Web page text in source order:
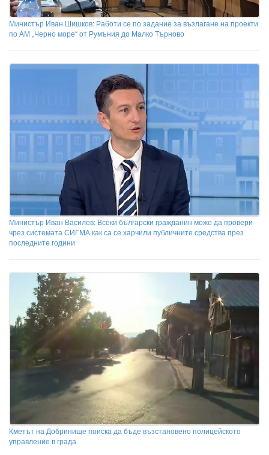
Министър Иван Шишков: Работи се по задание за възлагане на проекти
по АМ „Черно море“ от Румъния до Малко Търново
Министър Иван Василев: Всеки български гражданин може да провери
чрез системата СИГМА как са се харчили публичните средства през
последните години
Кметът на Добринище поиска да бъде възстановено полицейското
управление в града